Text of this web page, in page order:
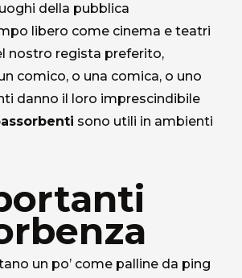
della pubblica
libero come cinema e teatri
nostro regista preferito,
comico, o una comica, o uno
danno il loro imprescindibile
sono utili in ambienti
un po’ come palline da ping